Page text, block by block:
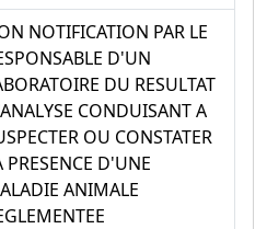
NOTIFICATION PAR LE
D'UN
DU RESULTAT
CONDUISANT A
OU CONSTATER
PRESENCE D'UNE
ANIMALE